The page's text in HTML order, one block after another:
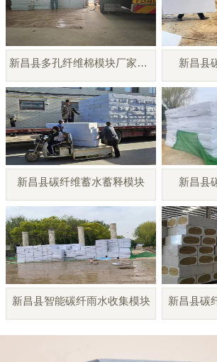
新昌县多孔纤维棉模块厂家直销 新昌县
新昌县碳纤维蓄水蓄释模块 新昌县
新昌县智能碳纤雨水收集模块 新昌县碳